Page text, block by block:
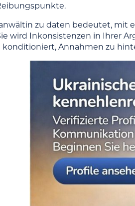
zu daten bedeutet, mit
wird Inkonsistenzen in Ihrer
konditioniert, Annahmen zu